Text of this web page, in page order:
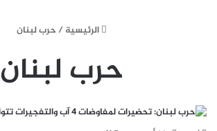
الرئيسية/حرب لبنان
حرب لبنان